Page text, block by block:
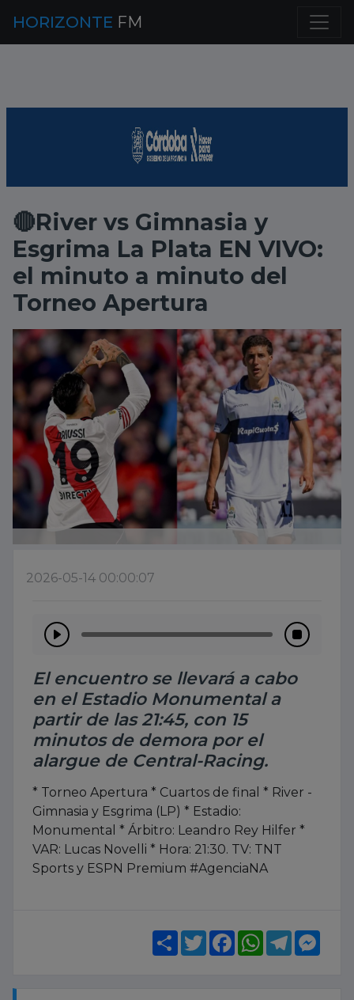
HORIZONTE FM
🔴River vs Gimnasia y
Esgrima La Plata EN VIVO:
el minuto a minuto del
Torneo Apertura
2026-05-14 00:00:07
El encuentro se llevará a cabo
en el Estadio Monumental a
partir de las 21:45, con 15
minutos de demora por el
alargue de Central-Racing.
* Torneo Apertura * Cuartos de final * River -
Gimnasia y Esgrima (LP) * Estadio:
Monumental * Árbitro: Leandro Rey Hilfer *
VAR: Lucas Novelli * Hora: 21:30. TV: TNT
Sports y ESPN Premium #AgenciaNA
ShareTwitterFacebook
WhatsApp
Telegram